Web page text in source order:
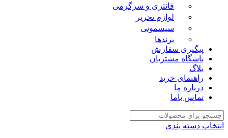
فانتزی و سرگرمی
لوازم تحریر
سیسمونی
برندها
پیگیری سفارش
باشگاه مشتریان
بلاگ
راهنمای خرید
درباره ما
تماس باما
انتخاب دسته بندی